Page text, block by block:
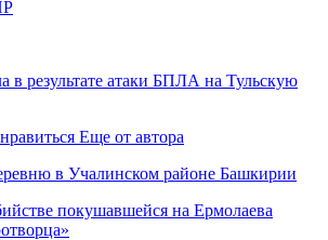
в результате атаки БПЛА на Тульскую
Еще от автора
в Учалинском районе Башкирии
покушавшейся на Ермолаева